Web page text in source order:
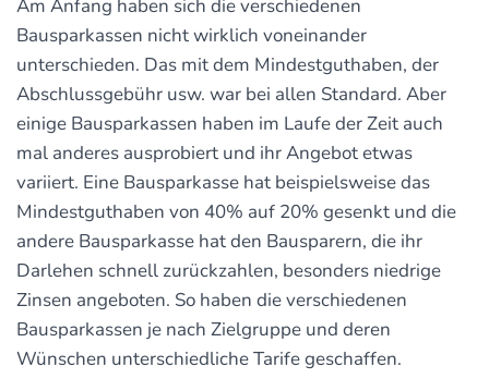
Am Anfang haben sich die verschiedenen
Bausparkassen nicht wirklich voneinander
unterschieden. Das mit dem Mindestguthaben, der
Abschlussgebühr usw. war bei allen Standard. Aber
einige Bausparkassen haben im Laufe der Zeit auch
mal anderes ausprobiert und ihr Angebot etwas
variiert. Eine Bausparkasse hat beispielsweise das
Mindestguthaben von 40% auf 20% gesenkt und die
andere Bausparkasse hat den Bausparern, die ihr
Darlehen schnell zurückzahlen, besonders niedrige
Zinsen angeboten. So haben die verschiedenen
Bausparkassen je nach Zielgruppe und deren
Wünschen unterschiedliche Tarife geschaffen.